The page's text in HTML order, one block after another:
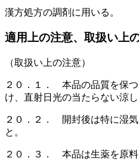
漢方処方の調剤に用いる。
適用上の注意、取扱い上
（取扱い上の注意）
２０．１． 本品の品質を保
け、直射日光の当たらない涼
２０．２． 開封後は特に湿
と。
２０．３． 本品は生薬を原